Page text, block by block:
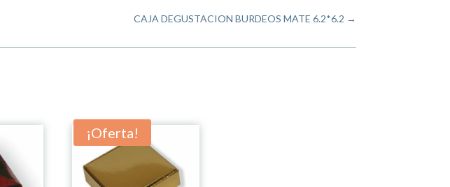
CAJA DEGUSTACION BURDEOS MATE 6.2*6.2 →
¡Oferta!